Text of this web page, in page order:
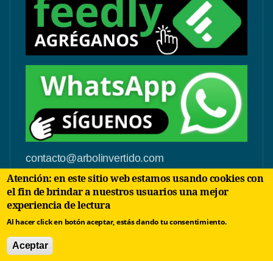
contacto@arbolinvertido.com
Sólo temas comerciales:
negocios@arbolinvertido.com
Atención: en este sitio web estamos usando cookies con
el fin de brindar a nuestros usuarios una mejor
experiencia de lectura
Al hacer click en botón aceptar, estás dando tu consentimiento.
Aceptar